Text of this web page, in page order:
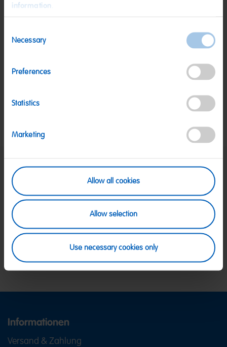
information
Selection
Necessary
Preferences
Statistics
Marketing
Allow all cookies
Allow selection
Use necessary cookies only
Fett:
Kohlenhydrate:
Eiweiß:
SICHERE ZAHLUNG
Rechnung, Visa, Mastercard
Ab 39 € innerhalb Deutschlands
Ab 79 € nach Österreich
Wir sind Mo-Fr von 08-18:00 Uhr für dich da.
2641 300 1001oder über unserKontaktformular.
Informationen
Versand & Zahlung